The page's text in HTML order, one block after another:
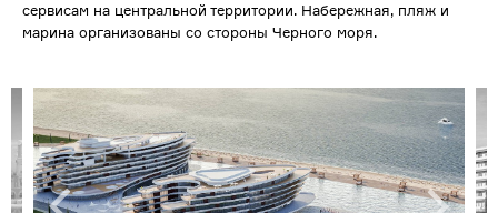
сервисам на центральной территории. Набережная, пляж и
марина организованы со стороны Черного моря.